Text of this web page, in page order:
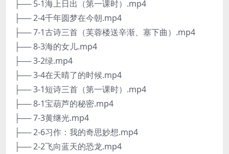
├── 5-1海上日出（第一课时）.mp4
├── 2-4千年圆梦在今朝.mp4
├── 7-1古诗三首（芙蓉楼送辛渐、塞下曲）.mp4
├── 8-3海的女儿.mp4
├── 3-2绿.mp4
├── 3-4在天晴了的时候.mp4
├── 3-1短诗三首（第一课时）.mp4
├── 8-1宝葫芦的秘密.mp4
├── 7-3黄继光.mp4
├── 2-6习作：我的奇思妙想.mp4
├── 2-2飞向蓝天的恐龙.mp4